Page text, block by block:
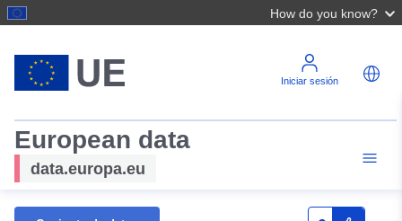
How do you know?
Iniciar sesión
European data
data.europa.eu